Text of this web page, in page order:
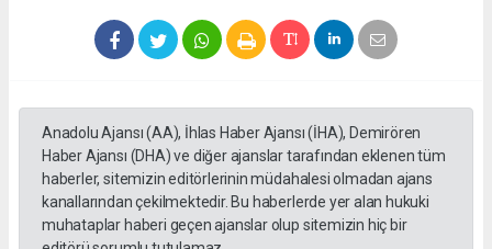
Anadolu Ajansı (AA), İhlas Haber Ajansı (İHA), Demirören
Haber Ajansı (DHA) ve diğer ajanslar tarafından eklenen tüm
haberler, sitemizin editörlerinin müdahalesi olmadan ajans
kanallarından çekilmektedir. Bu haberlerde yer alan hukuki
muhataplar haberi geçen ajanslar olup sitemizin hiç bir